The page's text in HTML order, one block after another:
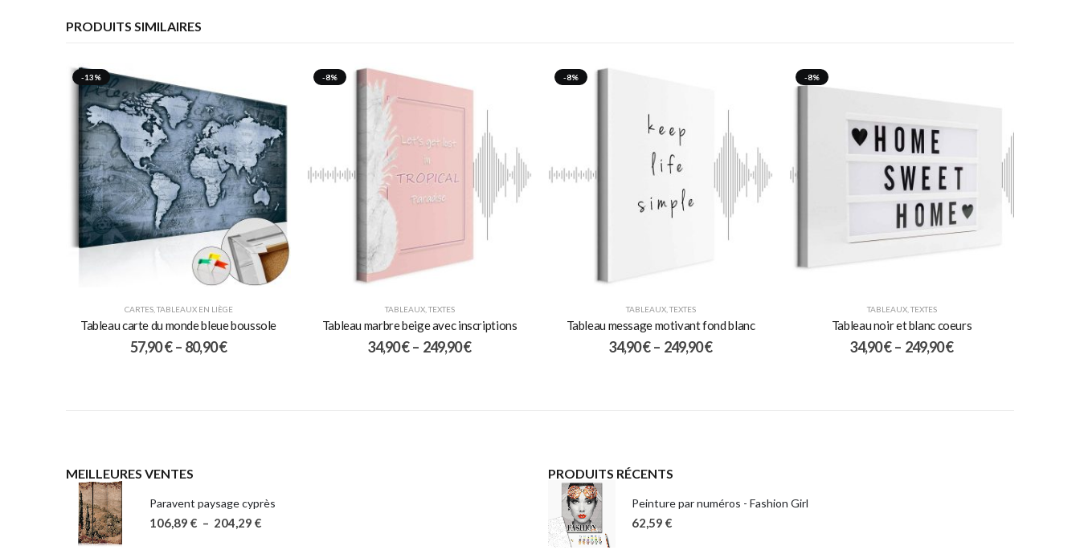
PRODUITS SIMILAIRES
-13%
CARTES, TABLEAUX EN LIÈGE
Tableau carte du monde bleue boussole
57,90€ – 80,90€
-8%
TABLEAUX, TEXTES
Tableau marbre beige avec inscriptions
34,90€ – 249,90€
-8%
TABLEAUX, TEXTES
Tableau message motivant fond blanc
34,90€ – 249,90€
-8%
TABLEAUX, TEXTES
Tableau noir et blanc coeurs
34,90€ – 249,90€
MEILLEURES VENTES
Paravent paysage cyprès
106,89 € – 204,29 €
PRODUITS RÉCENTS
Peinture par numéros - Fashion Girl
62,59 €